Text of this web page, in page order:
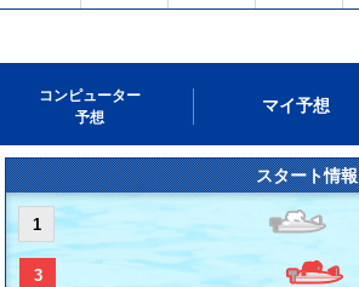
コンピューター
予想
マイ予想
スタート情報
1
3